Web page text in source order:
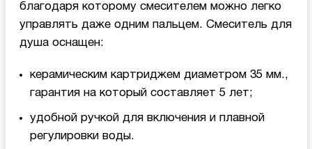
благодаря которому смесителем можно легко
управлять даже одним пальцем. Смеситель для
душа оснащен:
керамическим картриджем диаметром 35 мм.,
гарантия на который составляет 5 лет;
удобной ручкой для включения и плавной
регулировки воды.